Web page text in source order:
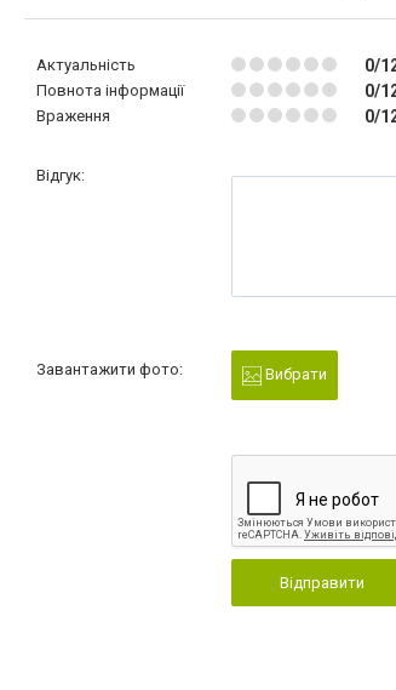
Актуальність 0/
Повнота інформації 0/
Враження 0/
Відгук:
Завантажити фото: Вибрати
Відправити